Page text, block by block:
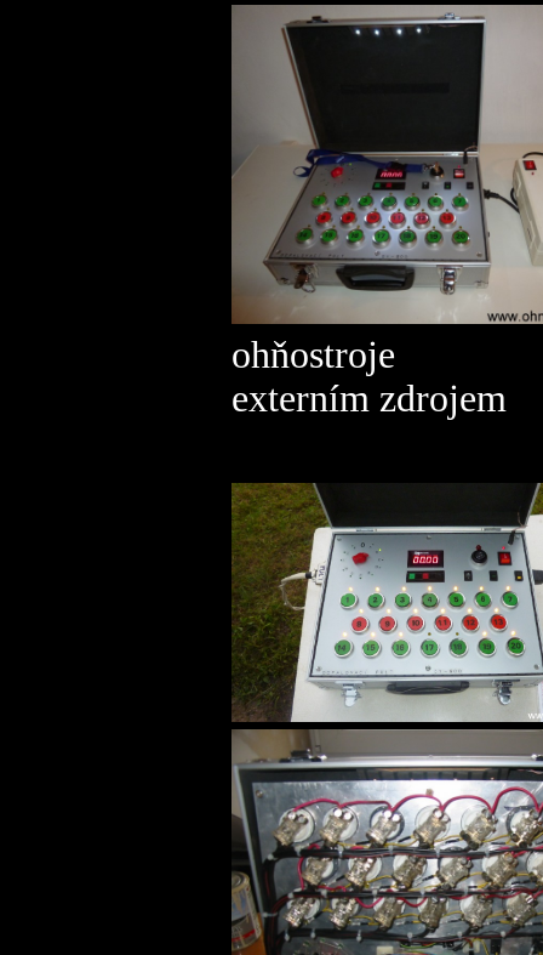
ohňostroje
externím zdrojem